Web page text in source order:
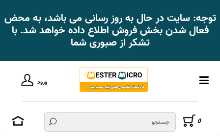
توجه: سایت در حال به روز رسانی می باشد، به محض
فعال شدن بخش فروش اطلاع داده خواهد شد. با
تشکر از صبوری شما
ورود
0